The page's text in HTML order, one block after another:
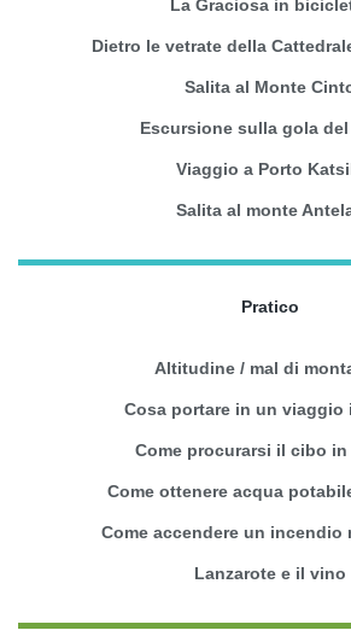
La Graciosa in
Dietro le vetrate della
Salita al Monte
Escursione sulla gola del
Viaggio a Porto
Salita al monte
Pratico
Altitudine / mal di
Cosa portare in un viaggio
Come procurarsi il cibo in
Come ottenere acqua
Come accendere un incendio
Lanzarote e il vino